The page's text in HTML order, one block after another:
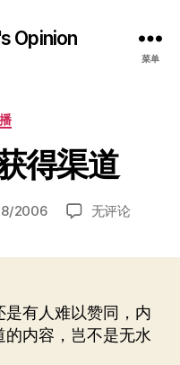
Opinion
菜单
得渠道
2006
内
获
得
渠
无评论
是有人难以赞同，内
内容，岂不是无水